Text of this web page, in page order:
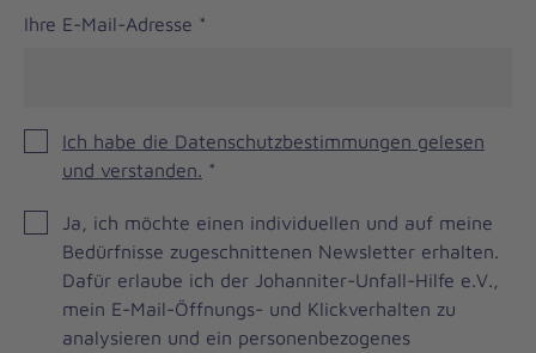
Ihre E-Mail-Adresse *
Ich habe die Datenschutzbestimmungen gelesen
und verstanden. *
Brevo
Newsletter
Checkbox
Ja, ich möchte einen individuellen und auf meine
Bedürfnisse zugeschnittenen Newsletter erhalten.
Dafür erlaube ich der Johanniter-Unfall-Hilfe e.V.,
mein E-Mail-Öffnungs- und Klickverhalten zu
analysieren und ein personenbezogenes